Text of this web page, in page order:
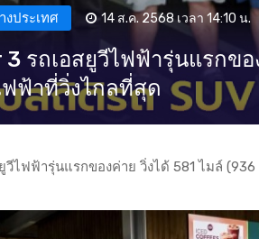
ประเทศ 14 ส.ค. 2568 เวลา 14:10 น.
รถเอสยูวีไฟฟ้ารุ่นแรกข
ฟฟ้าที่วิ่งไกลที่สุด
วีไฟฟ้ารุ่นแรกของค่าย วิ่งได้ 581 ไมล์